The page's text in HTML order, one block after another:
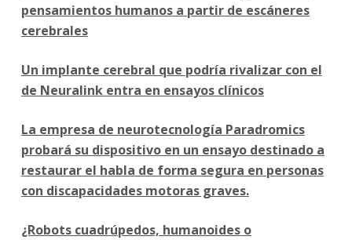
pensamientos humanos a partir de escáneres
cerebrales
Un implante cerebral que podría rivalizar con el
de Neuralink entra en ensayos clínicos
La empresa de neurotecnología Paradromics
probará su dispositivo en un ensayo destinado a
restaurar el habla de forma segura en personas
con discapacidades motoras graves.
¿Robots cuadrúpedos, humanoides o